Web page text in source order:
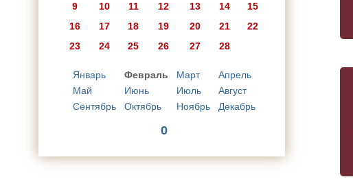
9
10 11 12 13 14
15
16
17 18 19 20 21
22
23
24 25 26 27 28
Январь Февраль Март
Апрель
Май
Июнь Июль
Август
Сентябрь
Октябрь Ноябрь Декабрь
0